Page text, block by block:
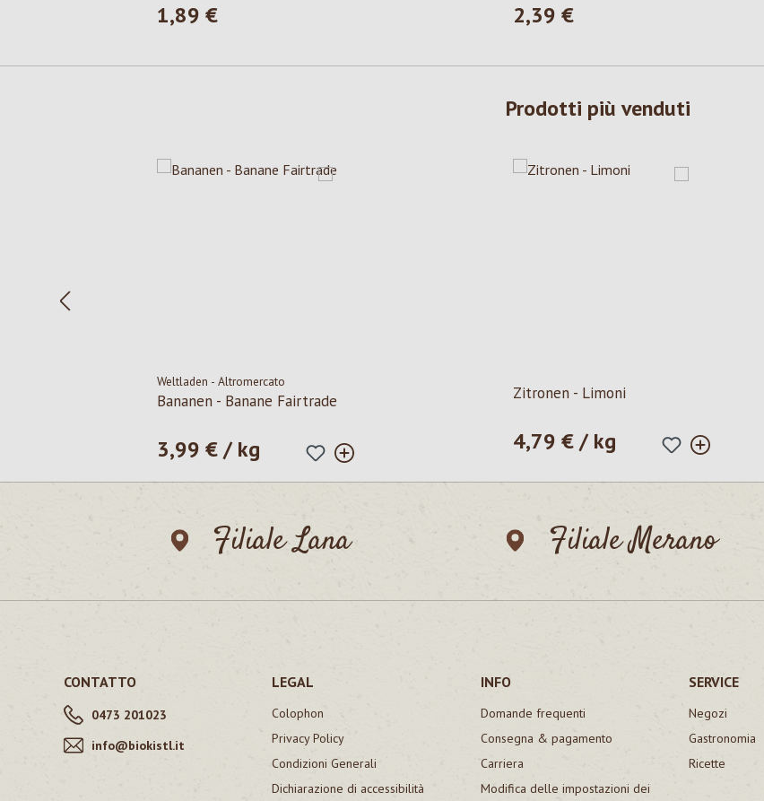
Prezzo normale:
1,89 € Prezzo normale:
2,39 €
Prodotti più venduti
Weltladen - Altromercato
Bananen - Banane Fairtrade
Prezzo normale:
3,99 € / kg
Zitronen - Limoni
Prezzo normale:
4,79 € / kg
Filiale Lana Filiale Merano
CONTATTO
0473 201023
info@biokistl.it
LEGAL
Colophon
Privacy Policy
Condizioni Generali
Dichiarazione di accessibilità
INFO
Domande frequenti
Consegna & pagamento
Carriera
Modifica delle impostazioni dei
SERVICE
Negozi
Gastronomia
Ricette